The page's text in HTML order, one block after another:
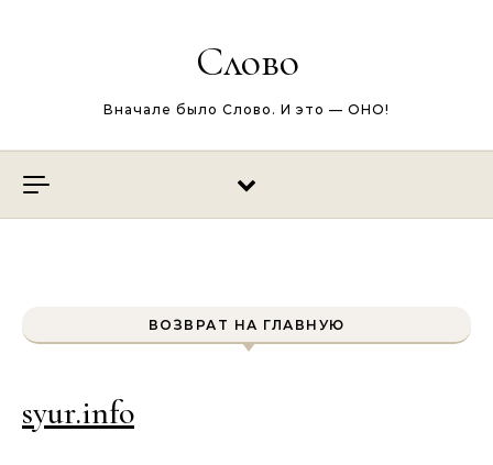
Слово
Вначале было Слово. И это — ОНО!
ВОЗВРАТ НА ГЛАВНУЮ
syur.info